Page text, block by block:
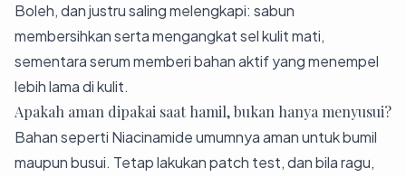
Boleh, dan justru saling melengkapi: sabun
membersihkan serta mengangkat sel kulit mati,
sementara serum memberi bahan aktif yang menempel
lebih lama di kulit.
Apakah aman dipakai saat hamil, bukan hanya menyusui?
Bahan seperti Niacinamide umumnya aman untuk bumil
maupun busui. Tetap lakukan patch test, dan bila ragu,